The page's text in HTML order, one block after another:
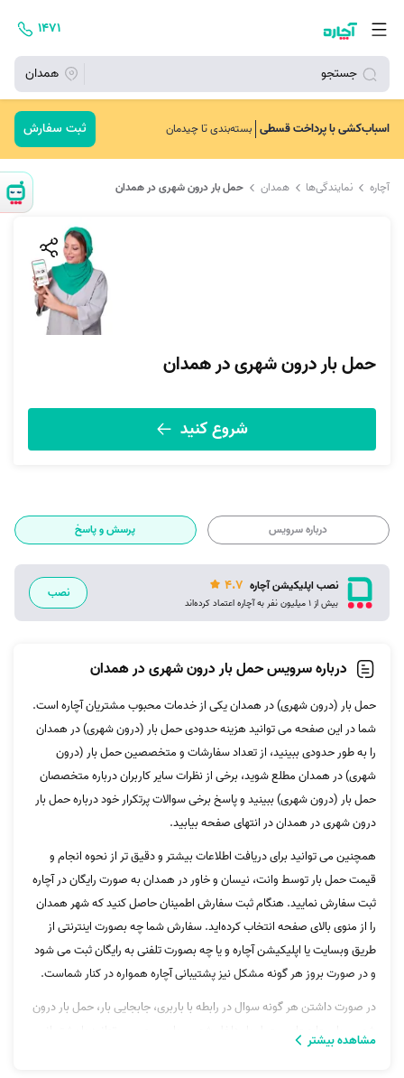
جستجو همدان
۱۴۷۱
اسباب‌کشی با پرداخت قسطی بسته‌بندی تا چیدمان ثبت سفارش
آچاره نمایندگی‌ها همدان حمل بار درون شهری در همدان
حمل بار درون شهری در همدان
شروع کنید
درباره سرویس پرسش و پاسخ
نصب اپلیکیشن آچاره 4.7
بیش از 1 میلیون نفر به آچاره اعتماد کرده‌اند
نصب
درباره سرویس حمل بار درون شهری در همدان
حمل بار (درون شهری) در همدان یکی از خدمات محبوب مشتریان آچاره است.
شما در این صفحه می توانید هزینه حدودی حمل بار (درون شهری) در همدان
را به طور حدودی ببینید، از تعداد سفارشات و متخصصین حمل بار (درون
شهری) در همدان مطلع شوید، برخی از نظرات سایر کاربران درباره متخصصان
حمل بار (درون شهری) ببینید و پاسخ برخی سوالات پرتکرار خود درباره حمل بار
درون شهری در همدان در انتهای صفحه بیابید.
همچنین می توانید برای دریافت اطلاعات بیشتر و دقیق تر از نحوه انجام و
قیمت حمل بار توسط وانت، نیسان و خاور در همدان به صورت رایگان در آچاره
ثبت سفارش نمایید. هنگام ثبت سفارش اطمینان حاصل کنید که شهر همدان
را از منوی بالای صفحه انتخاب کرده‌اید. سفارش شما چه بصورت اینترنتی از
طریق وبسایت یا اپلیکیشن آچاره و یا چه بصورت تلفنی به رایگان ثبت می شود
و در صورت بروز هر گونه مشکل نیز پشتیبانی آچاره همواره در کنار شماست.
در صورت داشتن هر گونه سوال در رابطه با باربری، جابجایی بار، حمل بار درون
شهری، بار، جابهجایی، حمل بار داخل شهری، باربری و... می‌توانید با پشتیبانی
آچاره تماس بگیرید.
مشاهده بیشتر